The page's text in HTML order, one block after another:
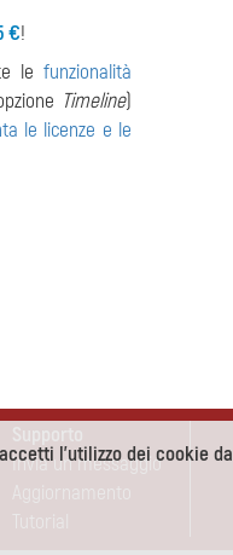
l'utilizzo dei cookie da
€!
lefunzionalità
Timeline)
le licenze e le
Invia un messaggio